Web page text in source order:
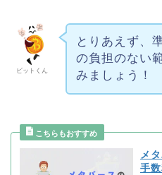
ビットくん
とりあえず、
の負担のない
みましょう！
メ
手